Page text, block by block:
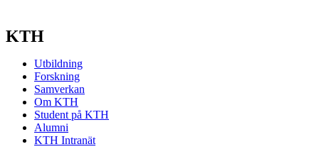
KTH
Utbildning
Forskning
Samverkan
Om KTH
Student på KTH
Alumni
KTH Intranät